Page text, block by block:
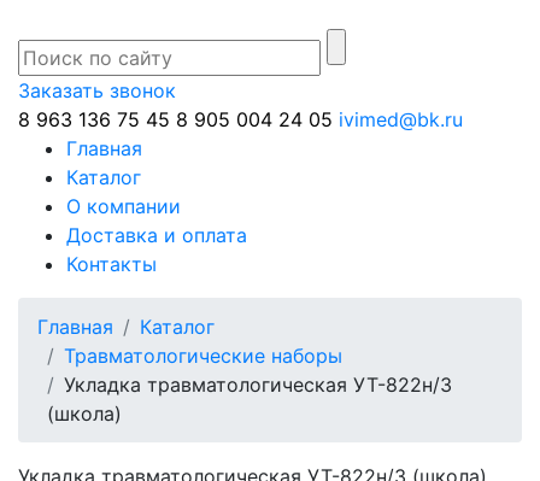
Заказать звонок
8 963 136 75 45 8 905 004 24 05 ivimed@bk.ru
Главная
Каталог
О компании
Доставка и оплата
Контакты
Главная
Каталог
Травматологические наборы
Укладка травматологическая УТ-822н/3
(школа)
Укладка травматологическая УТ-822н/3 (школа)